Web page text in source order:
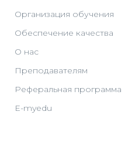
Организация обучения
Обеспечение качества
О нас
Преподавателям
Реферальная программа
E-myedu